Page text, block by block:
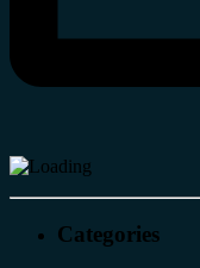
Categories